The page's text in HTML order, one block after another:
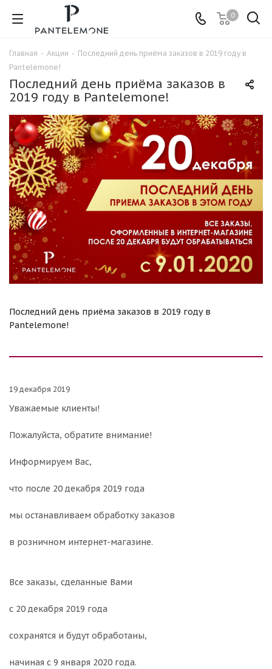
0
Главная - Акции - Последний день приёма заказов в 2019 году в
Pantelemone!
Последний день приёма заказов в
2019 году в Pantelemone!
Последний день приёма заказов в 2019 году в
Pantelemone!
19 декабря 2019
Уважаемые клиенты!
Пожалуйста, обратите внимание!
Информируем Вас,
что после 20 декабря 2019 года
мы останавливаем обработку заказов
в розничном интернет-магазине.
Все заказы, сделанные Вами
с 20 декабря 2019 года
сохранятся и будут обработаны,
начиная с 9 января 2020 года.